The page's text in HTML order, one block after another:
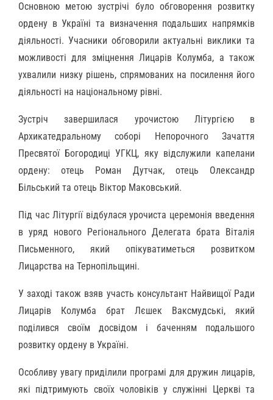
Основною метою зустрічі було обговорення розвитку
ордену в Україні та визначення подальших напрямків
діяльності. Учасники обговорили актуальні виклики та
можливості для зміцнення Лицарів Колумба, а також
ухвалили низку рішень, спрямованих на посилення його
діяльності на національному рівні.
Зустріч завершилася урочистою Літургією в
Архикатедральному соборі Непорочного Зачаття
Пресвятої Богородиці УГКЦ, яку відслужили капелани
ордену: отець Роман Дутчак, отець Олександр
Більський та отець Віктор Маковський.
Під час Літургії відбулася урочиста церемонія введення
в уряд нового Регіонального Делегата брата Віталія
Письменного, який опікуватиметься розвитком
Лицарства на Тернопільщині.
У заході також взяв участь консультант Найвищої Ради
Лицарів Колумба брат Лєшек Ваксмудські, який
поділився своїм досвідом і баченням подальшого
розвитку ордену в Україні.
Особливу увагу приділили програмі для дружин лицарів,
які підтримують своїх чоловіків у служінні Церкві та